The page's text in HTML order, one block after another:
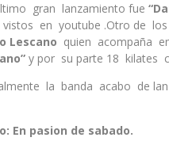
gran lanzamiento fue
en youtube .Otro de
Lescano quien acompaña
y por su parte 18 kilates
la banda acabo de
En pasion de sabado.